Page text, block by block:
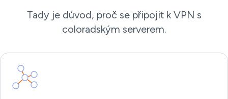
Tady je důvod, proč se připojit k VPN s
coloradským serverem.